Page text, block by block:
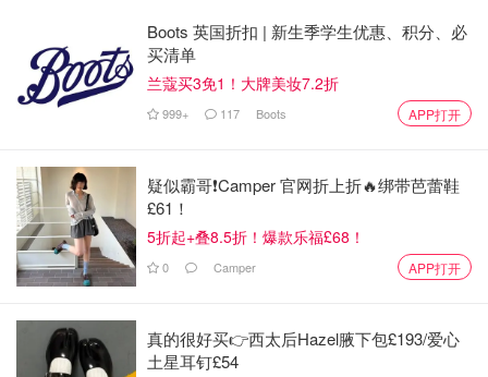
Boots 英国折扣 | 新生季学生优惠、积分、必
买清单
兰蔻买3免1！大牌美妆7.2折
999+ 117 Boots APP打开
疑似霸哥❗️Camper 官网折上折🔥绑带芭蕾鞋
£61！
5折起+叠8.5折！爆款乐福£68！
0 Camper APP打开
真的很好买👉西太后Hazel腋下包£193/爱心
土星耳钉£54